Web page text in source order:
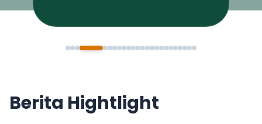
Berita Hightlight